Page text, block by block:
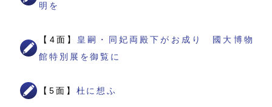
明を
【4面】 皇嗣・同妃両殿下がお成り 國大博物
館特別展を御覧に
【5面】 杜に想ふ